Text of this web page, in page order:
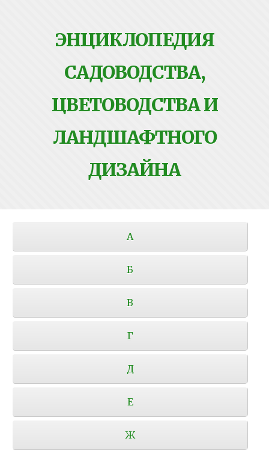
ЭНЦИКЛОПЕДИЯ
САДОВОДСТВА,
ЦВЕТОВОДСТВА И
ЛАНДШАФТНОГО
ДИЗАЙНА
А
Б
В
Г
Д
Е
Ж